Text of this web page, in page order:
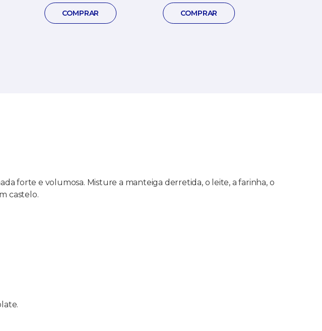
COMPRAR COMPRAR
forte e volumosa. Misture a manteiga derretida, o leite, a farinha, o
castelo.